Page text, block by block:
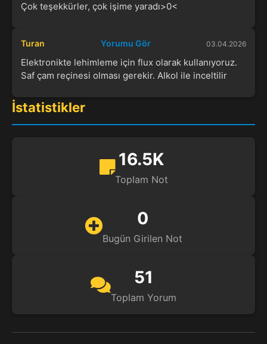
Çok teşekkürler, çok işime yaradı>0<
Turan Yorumu Gör 03.04.2026
Elektronikte lehimleme için flux olarak kullanıyoruz.
Saf çam reçinesi olması gerekir. Alkol ile inceltilir
İstatistikler
16.5K
Toplam Not
0
Bugün Girilen Not
51
Toplam Yorum